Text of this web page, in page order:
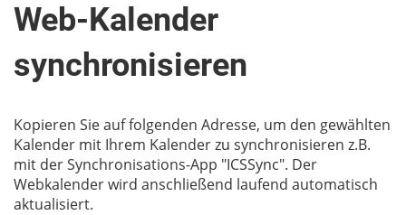
Web-Kalender
synchronisieren
Kopieren Sie auf folgenden Adresse, um den gewählten
Kalender mit Ihrem Kalender zu synchronisieren z.B.
mit der Synchronisations-App "ICSSync". Der
Webkalender wird anschließend laufend automatisch
aktualisiert.